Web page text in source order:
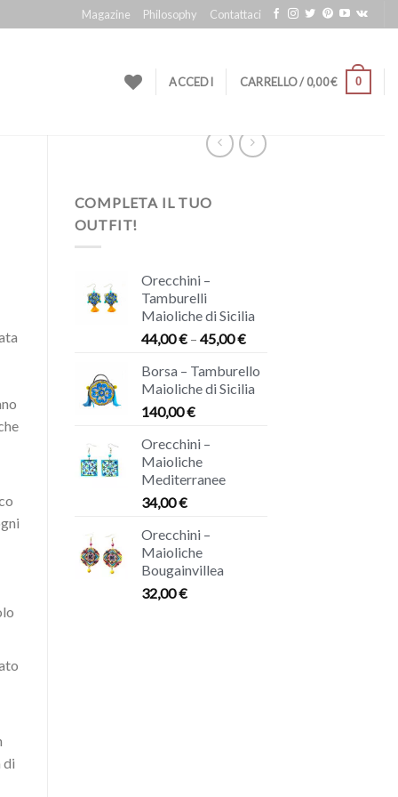
Magazine Philosophy Contattaci
ACCEDI CARRELLO /0,00€ 0
COMPLETA IL TUO
OUTFIT!
Orecchini –
Tamburelli
Maioliche di Sicilia
44,00€– 45,00€
Borsa – Tamburello
Maioliche di Sicilia
140,00€
Orecchini –
Maioliche
Mediterranee
34,00€
Orecchini –
Maioliche
Bougainvillea
32,00€
di